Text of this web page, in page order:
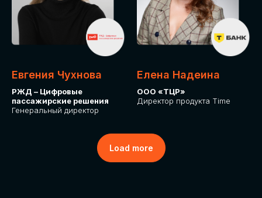
Евгения Чухнова
РЖД – Цифровые
пассажирские решения
Генеральный директор
Елена Надеина
ООО «ТЦР»
Директор продукта Time
Load more